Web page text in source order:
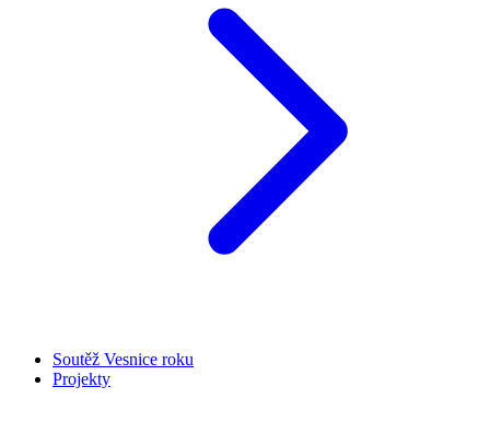
Soutěž Vesnice roku
Projekty